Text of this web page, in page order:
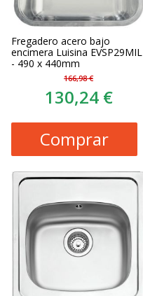
Fregadero acero bajo
encimera Luisina EVSP29MIL
- 490 x 440mm
166,98 €
130,24 €
Comprar